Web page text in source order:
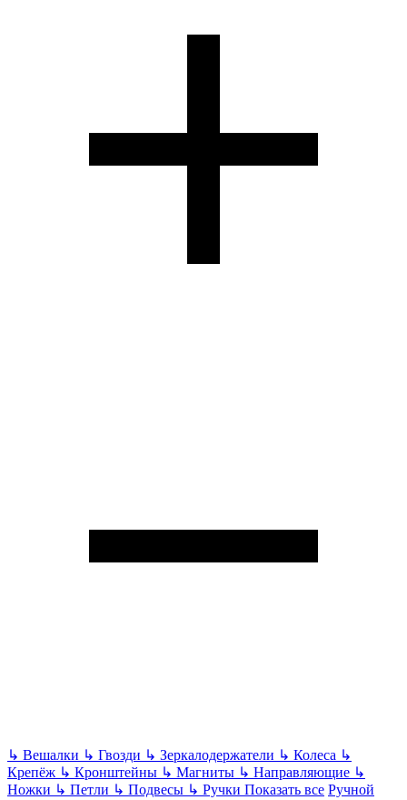
↳ Вешалки ↳ Гвозди ↳ Зеркалодержатели ↳ Колеса ↳
Крепёж ↳ Кронштейны ↳ Магниты ↳ Направляющие ↳
Ножки ↳ Петли ↳ Подвесы ↳ Ручки Показать все Ручной